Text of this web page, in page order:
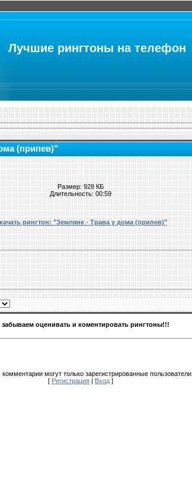
Лучшие рингтоны на телефон
(припев)"
Размер: 928 КБ
Длительность: 00:59
рингтон: "Земляне - Трава у дома (припев)"
забываем оценивать и коментировать рингтоны!!!
комментарии могут только зарегистрированные пользователи.
[ Регистрация | Вход ]